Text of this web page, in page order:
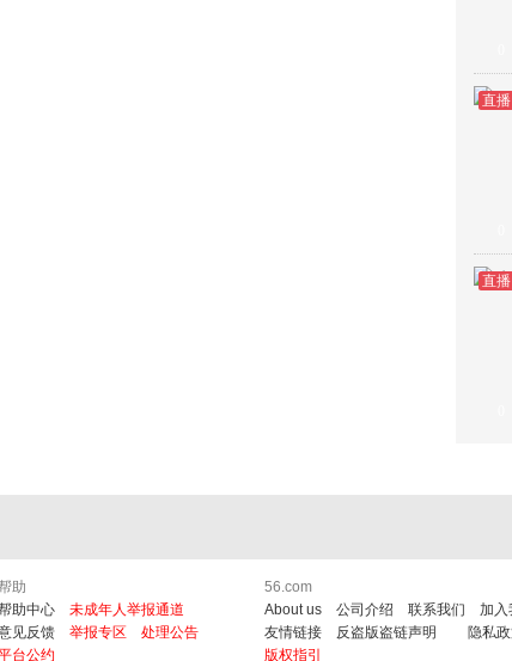
直播
直播
助
助中心
未成年人举报通道
见反馈
举报专区
处理公告
台公约
56.com
About us
公司介绍 联系我们
加入
友情链接
反盗版盗链声明
隐私
版权指引